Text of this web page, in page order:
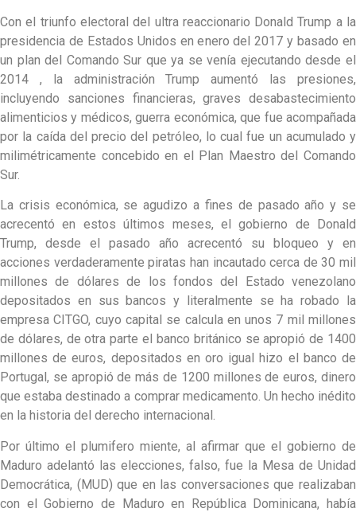
Con el triunfo electoral del ultra reaccionario Donald Trump a la
presidencia de Estados Unidos en enero del 2017 y basado en
un plan del Comando Sur que ya se venía ejecutando desde el
2014 , la administración Trump aumentó las presiones,
incluyendo sanciones financieras, graves desabastecimiento
alimenticios y médicos, guerra económica, que fue acompañada
por la caída del precio del petróleo, lo cual fue un acumulado y
milimétricamente concebido en el Plan Maestro del Comando
Sur.
La crisis económica, se agudizo a fines de pasado año y se
acrecentó en estos últimos meses, el gobierno de Donald
Trump, desde el pasado año acrecentó su bloqueo y en
acciones verdaderamente piratas han incautado cerca de 30 mil
millones de dólares de los fondos del Estado venezolano
depositados en sus bancos y literalmente se ha robado la
empresa CITGO, cuyo capital se calcula en unos 7 mil millones
de dólares, de otra parte el banco británico se apropió de 1400
millones de euros, depositados en oro igual hizo el banco de
Portugal, se apropió de más de 1200 millones de euros, dinero
que estaba destinado a comprar medicamento. Un hecho inédito
en la historia del derecho internacional.
Por último el plumifero miente, al afirmar que el gobierno de
Maduro adelantó las elecciones, falso, fue la Mesa de Unidad
Democrática, (MUD) que en las conversaciones que realizaban
con el Gobierno de Maduro en República Dominicana, había